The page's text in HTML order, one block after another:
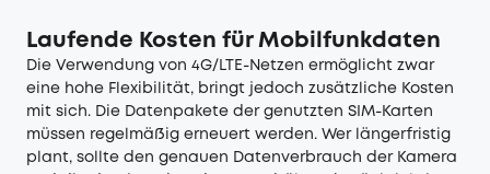
Laufende Kosten für Mobilfunkdaten
Die Verwendung von 4G/LTE-Netzen ermöglicht zwar
eine hohe Flexibilität, bringt jedoch zusätzliche Kosten
mit sich. Die Datenpakete der genutzten SIM-Karten
müssen regelmäßig erneuert werden. Wer längerfristig
plant, sollte den genauen Datenverbrauch der Kamera